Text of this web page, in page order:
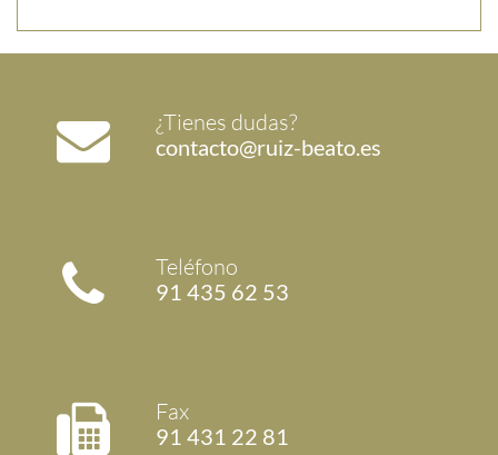
¿Tienes dudas?
contacto@ruiz-beato.es
Teléfono
91 435 62 53
Fax
91 431 22 81